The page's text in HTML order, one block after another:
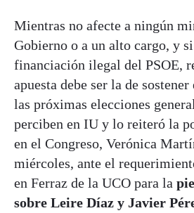
Mientras no afecte a ningún
Gobierno o a un alto cargo, y
financiación ilegal del PSOE,
apuesta debe ser la de
las próximas elecciones
perciben en IU y lo reiteró la
en el Congreso, Verónica
miércoles, ante el
en Ferraz de la UCO para la
sobre Leire Díaz y Javier